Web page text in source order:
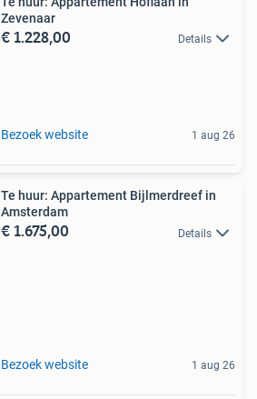
Zevenaar
€ 1.228,00 Details
Bezoek website 1 aug 26
Te huur: Appartement Bijlmerdreef in
Amsterdam
€ 1.675,00 Details
Bezoek website 1 aug 26